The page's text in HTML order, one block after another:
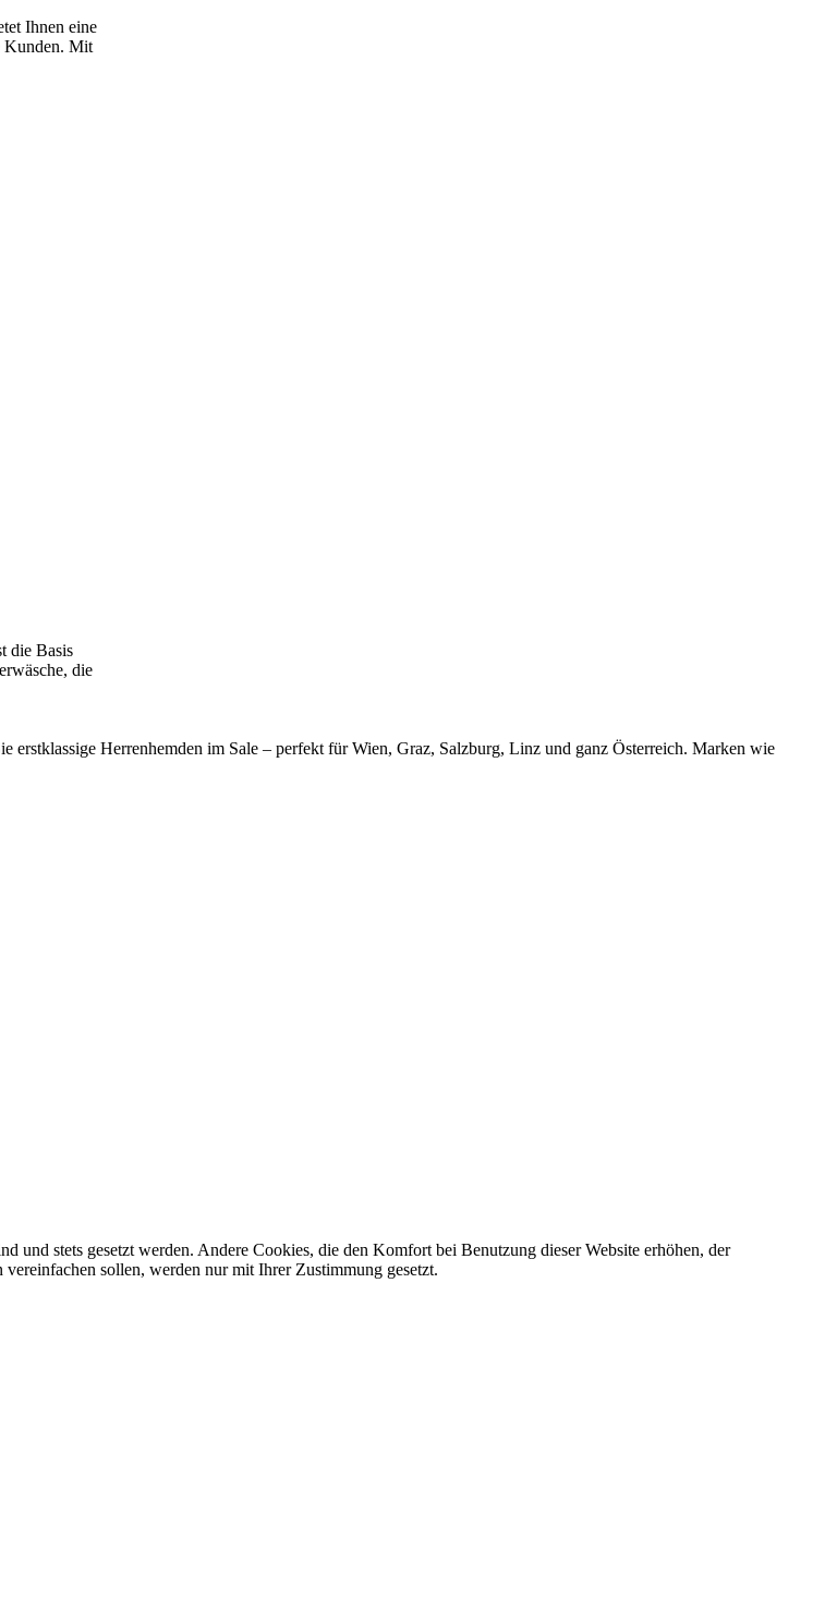
Ihnen eine
Kunden. Mit
die Basis
die
Herrenhemden im Sale – perfekt für Wien, Graz, Salzburg, Linz und ganz Österreich. Marken wie
und stets gesetzt werden. Andere Cookies, die den Komfort bei Benutzung dieser Website erhöhen, der
sollen, werden nur mit Ihrer Zustimmung gesetzt.